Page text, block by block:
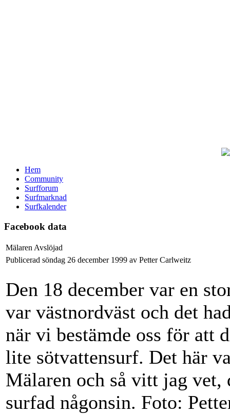
Hem
Community
Surfforum
Surfmarknad
Surfkalender
Facebook data
Mälaren Avslöjad
Publicerad söndag 26 december 1999 av Petter Carlweitz
Den 18 december var en
var västnordväst och det
när vi bestämde oss för att
lite sötvattensurf. Det här
Mälaren och så vitt jag vet,
surfad någonsin. Foto: